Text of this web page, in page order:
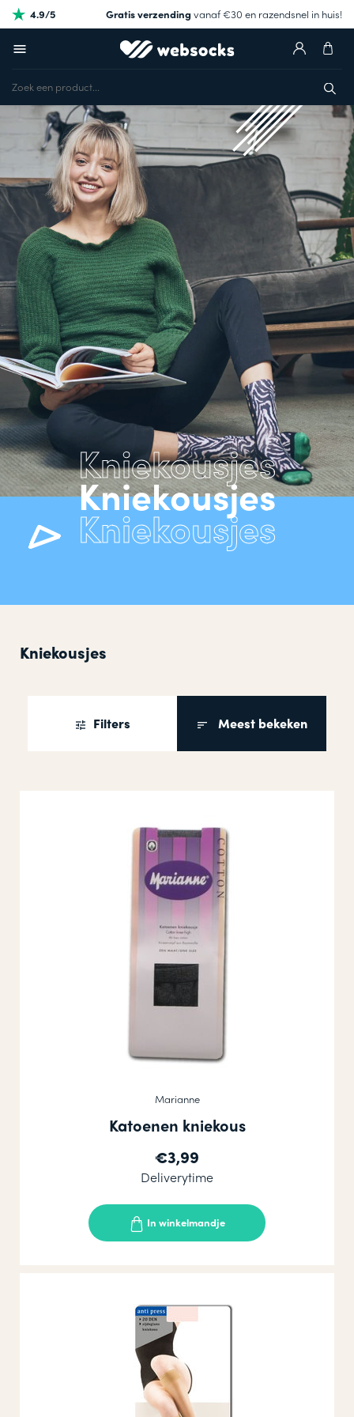
4.9/5 Gratis verzendingvanaf €30 en razendsnel in huis!
Kniekousjes
Kniekousjes
Filters Meest bekeken
Marianne
Katoenen kniekous
€3,99
Deliverytime
In winkelmandje